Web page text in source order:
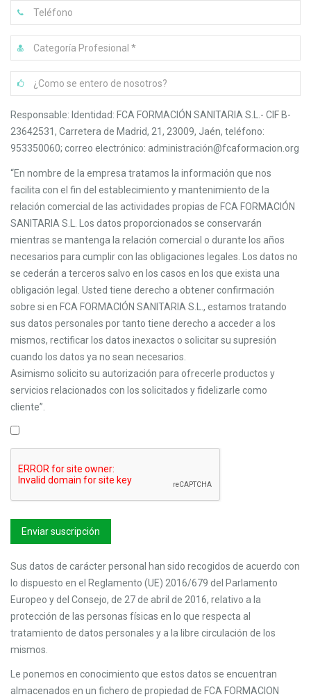
Responsable: Identidad: FCA FORMACIÓN SANITARIA S.L.- CIF B-
23642531, Carretera de Madrid, 21, 23009, Jaén, teléfono:
953350060; correo electrónico: administración@fcaformacion.org
“En nombre de la empresa tratamos la información que nos
facilita con el fin del establecimiento y mantenimiento de la
relación comercial de las actividades propias de FCA FORMACIÓN
SANITARIA S.L. Los datos proporcionados se conservarán
mientras se mantenga la relación comercial o durante los años
necesarios para cumplir con las obligaciones legales. Los datos no
se cederán a terceros salvo en los casos en los que exista una
obligación legal. Usted tiene derecho a obtener confirmación
sobre si en FCA FORMACIÓN SANITARIA S.L., estamos tratando
sus datos personales por tanto tiene derecho a acceder a los
mismos, rectificar los datos inexactos o solicitar su supresión
cuando los datos ya no sean necesarios.
Asimismo solicito su autorización para ofrecerle productos y
servicios relacionados con los solicitados y fidelizarle como
cliente”.
Sus datos de carácter personal han sido recogidos de acuerdo con
lo dispuesto en el Reglamento (UE) 2016/679 del Parlamento
Europeo y del Consejo, de 27 de abril de 2016, relativo a la
protección de las personas físicas en lo que respecta al
tratamiento de datos personales y a la libre circulación de los
mismos.
Le ponemos en conocimiento que estos datos se encuentran
almacenados en un fichero de propiedad de FCA FORMACION